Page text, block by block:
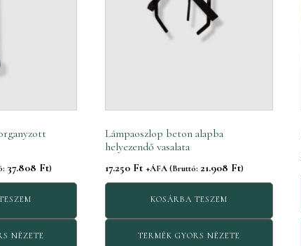
37.808 Ft)
NÉZETE
Lámpaoszlop beton alapba
helyezendő vasalata
17.250 Ft +ÁFA (Bruttó: 21.908 Ft)
KOSÁRBA TESZEM
TERMÉK GYORS NÉZETE